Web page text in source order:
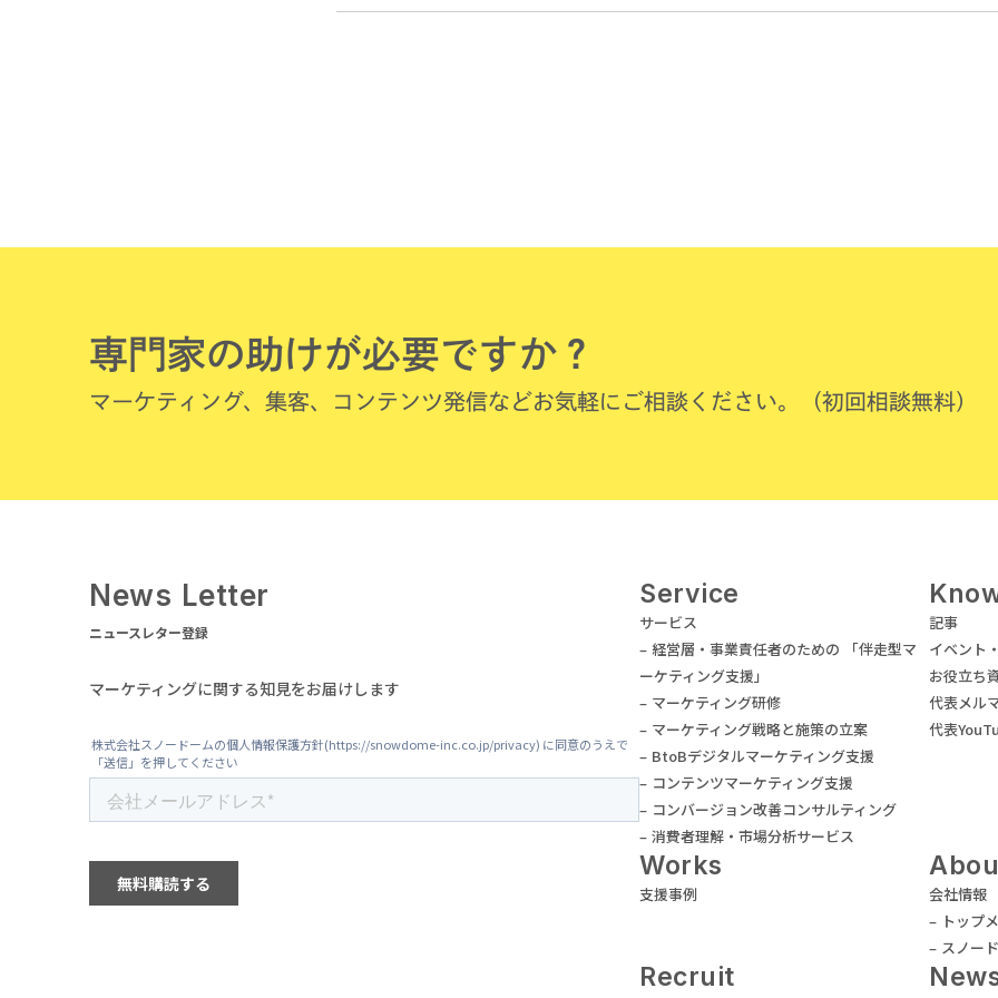
専門家の助けが必要ですか？
マーケティング、集客、コンテンツ発信などお気軽にご相談ください。（初回相談無料）
News Letter
ニュースレター登録
マーケティングに関する知見をお届けします
Service
サービス
– 経営層・事業責任者のための 「伴走型マ
ーケティング支援」
– マーケティング研修
– マーケティング戦略と施策の立案
– BtoBデジタルマーケティング支援
– コンテンツマーケティング支援
– コンバージョン改善コンサルティング
– 消費者理解・市場分析サービス
記事
イベント
お役立ち
代表メル
代表
Works
支援事例
会社情報
– トップ
– スノー
Recruit